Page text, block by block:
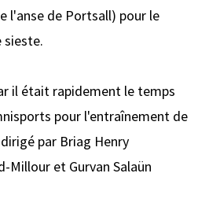
l'anse de Portsall) pour le
sieste.
il était rapidement le temps
pour l'entraînement de
par Briag Henry
Millour et Gurvan Salaün